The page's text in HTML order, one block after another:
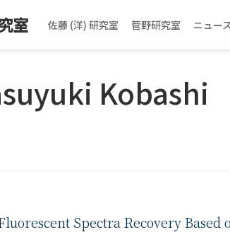
室 佐藤 (洋) 研究室 菅野研究室 ニュース
Kobashi
Spectra Recovery